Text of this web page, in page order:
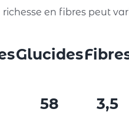
richesse en fibres peut
Glucides
58 3,5